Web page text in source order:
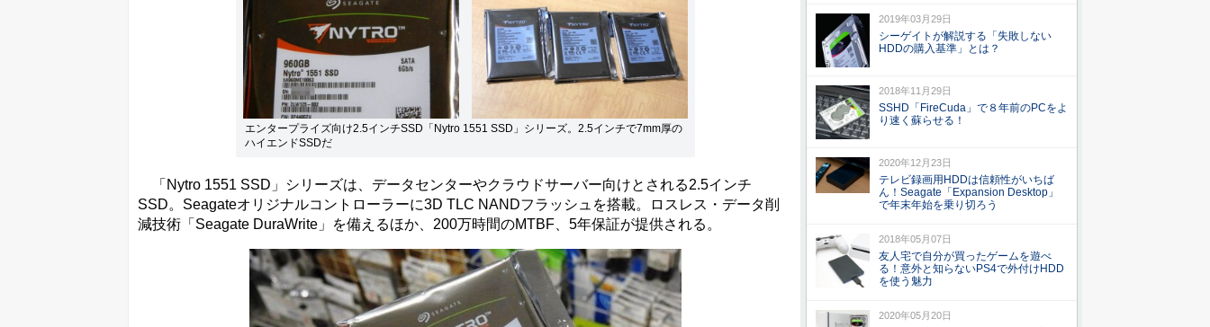
エンタープライズ向け2.5インチSSD「Nytro 1551 SSD」シリーズ。2.5インチで7mm厚の
ハイエンドSSDだ
「Nytro 1551 SSD」シリーズは、データセンターやクラウドサーバー向けとされる2.5インチ
SSD。Seagateオリジナルコントローラーに3D TLC NANDフラッシュを搭載。ロスレス・データ削
減技術「Seagate DuraWrite」を備えるほか、200万時間のMTBF、5年保証が提供される。
2019年03月29日
シーゲイトが解説する「失敗しない
HDDの購入基準」とは？
2018年11月29日
SSHD「FireCuda」で８年前のPCをよ
り速く蘇らせる！
2020年12月23日
テレビ録画用HDDは信頼性がいちば
ん！Seagate「Expansion Desktop」
で年末年始を乗り切ろう
2018年05月07日
友人宅で自分が買ったゲームを遊べ
る！意外と知らないPS4で外付けHDD
を使う魅力
2020年05月20日